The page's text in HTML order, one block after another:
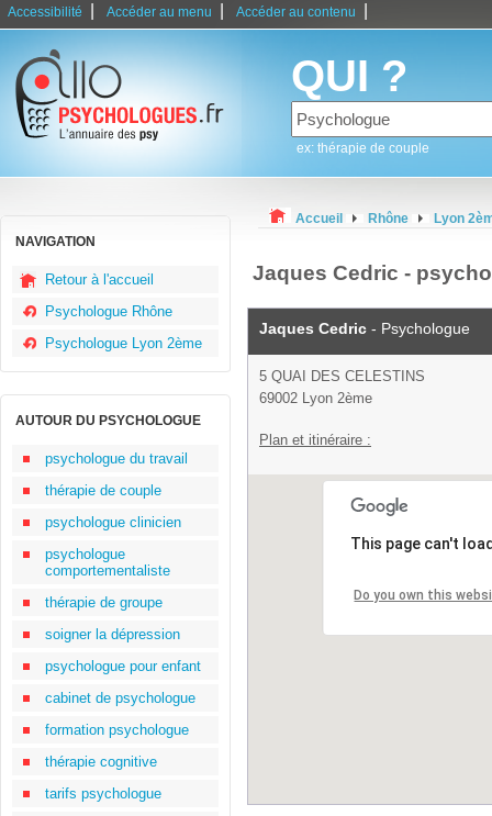
Accessibilité Accéder au menu Accéder au contenu
QUI ?
ex: thérapie de couple
NAVIGATION
Retour à l'accueil
Psychologue Rhône
Psychologue Lyon 2ème
AUTOUR DU PSYCHOLOGUE
psychologue du travail
thérapie de couple
psychologue clinicien
psychologue
comportementaliste
thérapie de groupe
soigner la dépression
psychologue pour enfant
cabinet de psychologue
formation psychologue
thérapie cognitive
tarifs psychologue
Accueil Rhône Lyon
Jaques Cedric -
Jaques Cedric - Psychologue
5 QUAI DES CELESTINS
69002 Lyon 2ème
Plan et itinéraire :
This page can't
Do you own this